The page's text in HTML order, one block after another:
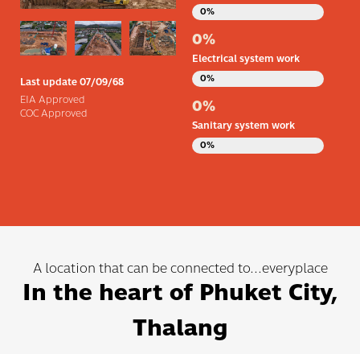
Last update 07/09/68
EIA Approved
COC Approved
Approximate Progress
0%
0%
Electrical system work
Approximate Progress
0%
0%
Sanitary system work
Approximate Progress
0%
A location that can be connected to...everyplace
In the heart of Phuket City,
Thalang